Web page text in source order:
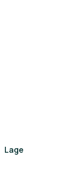
Lage